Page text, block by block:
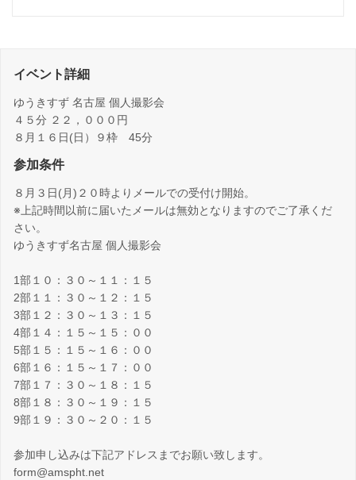
イベント詳細
ゆうきすず 名古屋 個人撮影会
４５分 ２２，０００円
８月１６日(日）９枠 45分
参加条件
８月３日(月)２０時よりメールでの受付け開始。
※上記時間以前に届いたメールは無効となりますのでご了承くだ
さい。
ゆうきすず名古屋 個人撮影会
1部１０：３０～１１：１５
2部１１：３０～１２：１５
3部１２：３０～１３：１５
4部１４：１５～１５：００
5部１５：１５～１６：００
6部１６：１５～１７：００
7部１７：３０～１８：１５
8部１８：３０～１９：１５
9部１９：３０～２０：１５
参加申し込みは下記アドレスまでお願い致します。
form@amspht.net